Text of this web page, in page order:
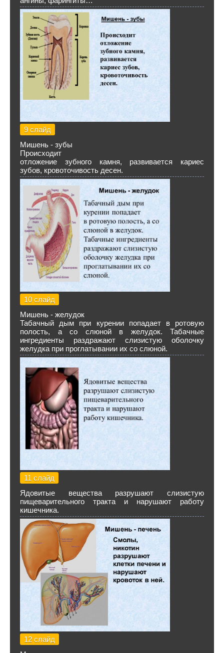
9 слайд
Мишень - зубы
Происходит
отложение зубного камня, развивается кариес
зубов, кровоточивость десен.
10 слайд
Мишень - желудок
Табачный дым при курении попадает в ротовую
полость, а со слюной в желудок. Табачные
ингредиенты раздражают слизистую оболочку
желудка при проглатывании их со слюной.
11 слайд
Ядовитые вещества разрушают слизистую
пищеварительного тракта и нарушают работу
кишечника.
12 слайд